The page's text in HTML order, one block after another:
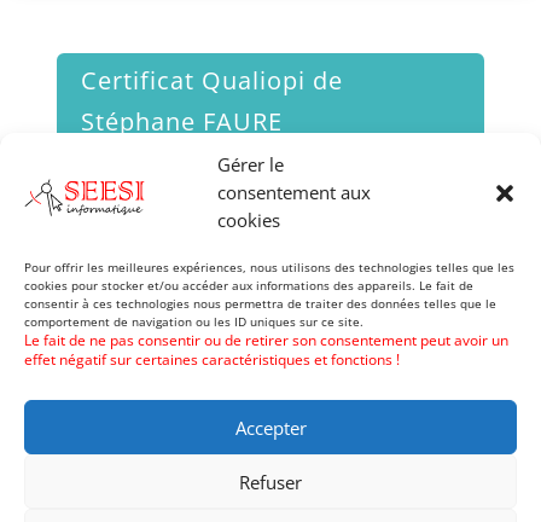
Gérer le
consentement aux
cookies
Pour offrir les meilleures expériences, nous utilisons des technologies telles que les
cookies pour stocker et/ou accéder aux informations des appareils. Le fait de
consentir à ces technologies nous permettra de traiter des données telles que le
comportement de navigation ou les ID uniques sur ce site.
Le fait de ne pas consentir ou de retirer son consentement peut avoir un
effet négatif sur certaines caractéristiques et fonctions !
Accepter
Refuser
Certificat Qualiopi de
Stéphane FAURE
Certificat Qualiopi de
Alexandre FAURE
Nos formations :
AutoCAD
Draftsight
GstarCAD
Intelliplus
Solidworks
SEESI-INFORMATIQUE
Tous droits réservés © 2026